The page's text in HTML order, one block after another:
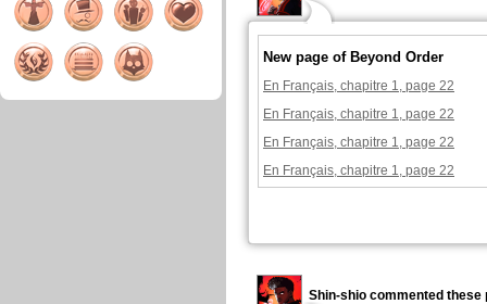
New page of Beyond Order
En Français, chapitre 1, page 22
En Français, chapitre 1, page 22
En Français, chapitre 1, page 22
En Français, chapitre 1, page 22
Shin-shio commented these